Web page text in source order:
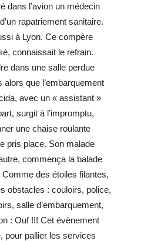
dans l’avion un médecin
rapatriement sanitaire.
à Lyon. Ce compère
connaissait le refrain.
dans une salle perdue
que l’embarquement
avec un « assistant »
surgit à l’impromptu,
une chaise roulante
pris place. Son malade
commença la balade
des étoiles filantes,
obstacles : couloirs, police,
salle d’embarquement,
: Ouf !!! Cet évènement
pour pallier les services